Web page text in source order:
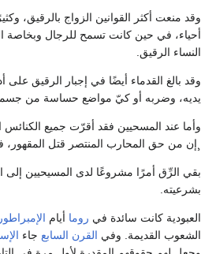
وقد منعت أكثر القوانين الزواج بالرقيق،
أحياء، في حين كانت تسمح للرجال
النساء الرقيق.
وقد بالغ القدماء أيضًا في إجبار الرقيق
يديه، وضربه أو كيّ مواضع حساسة من جسمه،
وأما عند المسحيين فقد أقرّت جميع
¸إن من حق المحارب المنتصر قتل
بقي الرِّق أمرًا مشروعًا لدى المسيحيين إلى
بشرعيته.
العبودية كانت سائدة في روما أيام
الشعوب القديمة. وفي القرن السابع جاء